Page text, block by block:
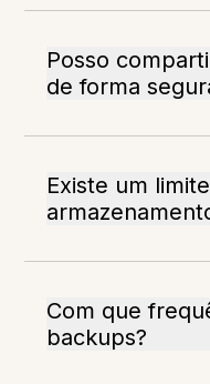
Posso
de forma
Existe um
Com que
backups?